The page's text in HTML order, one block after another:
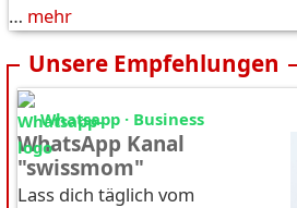
… mehr
Unsere Empfehlungen
Whatsapp · Business
WhatsApp Kanal
"swissmom"
Lass dich täglich vom